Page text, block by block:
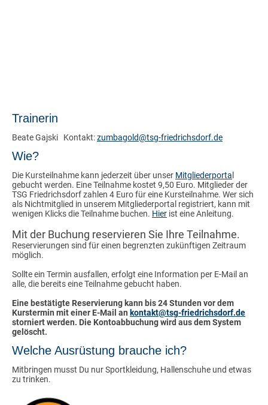
Trainerin
Beate Gajski Kontakt:zumbagold@tsg-friedrichsdorf.de
Wie?
Die Kursteilnahme kann jederzeit über unser Mitgliederporta
gebucht werden. Eine Teilnahme kostet 9,50 Euro. Mitglieder der
TSG Friedrichsdorf zahlen 4 Euro für eine Kursteilnahme. Wer sich
als Nichtmitglied in unserem Mitgliederportal registriert, kann mit
wenigen Klicks die Teilnahme buchen. Hier ist eine Anleitung.
Mit der Buchung reservieren Sie Ihre Teilnahme.
Reservierungen sind für einen begrenzten zukünftigen Zeitraum
möglich.
Sollte ein Termin ausfallen, erfolgt eine Information per E-Mail an
alle, die bereits eine Teilnahme gebucht haben.
Eine bestätigte Reservierung kann bis 24 Stunden vor dem
Kurstermin mit einer E-Mail an kontakt@tsg-friedrichsdorf.de
storniert werden. Die Kontoabbuchung wird aus dem System
gelöscht.
Welche Ausrüstung brauche ich?
Mitbringen musst Du nur Sportkleidung, Hallenschuhe und etwas
zu trinken.